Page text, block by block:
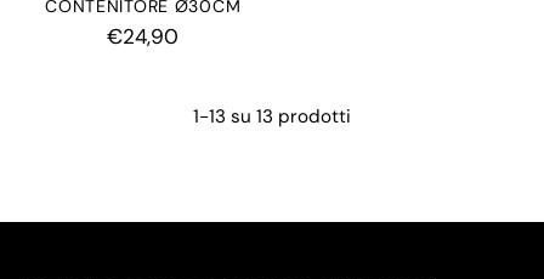
CONTENITORE Ø30CM
€24,90
1-13 su 13 prodotti